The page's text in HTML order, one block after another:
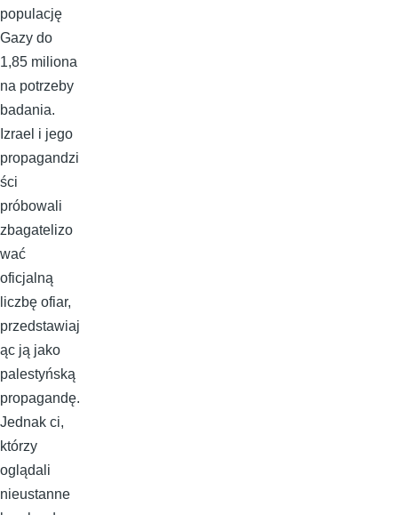
populację
Gazy do
1,85 miliona
na potrzeby
badania.
Izrael i jego
propagandzi
ści
próbowali
zbagatelizo
wać
oficjalną
liczbę ofiar,
przedstawiaj
ąc ją jako
palestyńską
propagandę.
Jednak ci,
którzy
oglądali
nieustanne